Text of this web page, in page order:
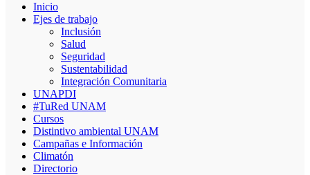
Inicio
Ejes de trabajo
Inclusión
Salud
Seguridad
Sustentabilidad
Integración Comunitaria
UNAPDI
#TuRed UNAM
Cursos
Distintivo ambiental UNAM
Campañas e Información
Climatón
Directorio